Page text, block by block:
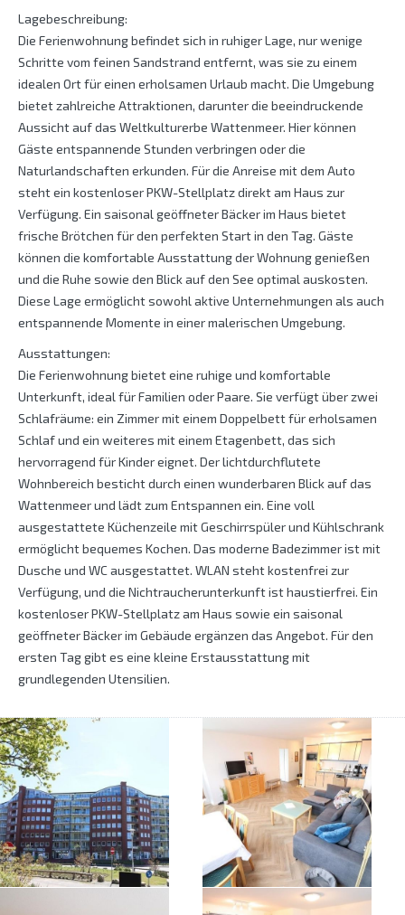
Lagebeschreibung:
Die Ferienwohnung befindet sich in ruhiger Lage, nur wenige
Schritte vom feinen Sandstrand entfernt, was sie zu einem
idealen Ort für einen erholsamen Urlaub macht. Die Umgebung
bietet zahlreiche Attraktionen, darunter die beeindruckende
Aussicht auf das Weltkulturerbe Wattenmeer. Hier können
Gäste entspannende Stunden verbringen oder die
Naturlandschaften erkunden. Für die Anreise mit dem Auto
steht ein kostenloser PKW-Stellplatz direkt am Haus zur
Verfügung. Ein saisonal geöffneter Bäcker im Haus bietet
frische Brötchen für den perfekten Start in den Tag. Gäste
können die komfortable Ausstattung der Wohnung genießen
und die Ruhe sowie den Blick auf den See optimal auskosten.
Diese Lage ermöglicht sowohl aktive Unternehmungen als auch
entspannende Momente in einer malerischen Umgebung.
Ausstattungen:
Die Ferienwohnung bietet eine ruhige und komfortable
Unterkunft, ideal für Familien oder Paare. Sie verfügt über zwei
Schlafräume: ein Zimmer mit einem Doppelbett für erholsamen
Schlaf und ein weiteres mit einem Etagenbett, das sich
hervorragend für Kinder eignet. Der lichtdurchflutete
Wohnbereich besticht durch einen wunderbaren Blick auf das
Wattenmeer und lädt zum Entspannen ein. Eine voll
ausgestattete Küchenzeile mit Geschirrspüler und Kühlschrank
ermöglicht bequemes Kochen. Das moderne Badezimmer ist mit
Dusche und WC ausgestattet. WLAN steht kostenfrei zur
Verfügung, und die Nichtraucherunterkunft ist haustierfrei. Ein
kostenloser PKW-Stellplatz am Haus sowie ein saisonal
geöffneter Bäcker im Gebäude ergänzen das Angebot. Für den
ersten Tag gibt es eine kleine Erstausstattung mit
grundlegenden Utensilien.